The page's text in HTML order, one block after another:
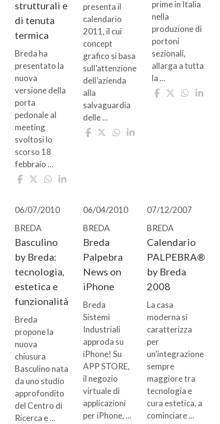
strutturali e
di tenuta
termica
Breda ha
presentato la
nuova
versione della
porta
pedonale al
meeting
svoltosi lo
scorso 18
febbraio ...
presenta il
calendario
2011, il cui
concept
grafico si basa
sull’attenzione
dell’azienda
alla
salvaguardia
delle ...
prime in Italia
nella
produzione di
portoni
sezionali,
allarga a tutta
la ...
06/07/2010
BREDA
Basculino
by Breda:
tecnologia,
estetica e
funzionalità
Breda
propone la
nuova
chiusura
Basculino nata
da uno studio
approfondito
del Centro di
Ricerca e ...
06/04/2010
BREDA
Breda
Palpebra
News on
iPhone
Breda
Sistemi
Industriali
approda su
iPhone! Su
APP STORE,
il negozio
virtuale di
applicazioni
per iPhone, ...
07/12/2007
BREDA
Calendario
PALPEBRA®
by Breda
2008
La casa
moderna si
caratterizza
per
un’integrazione
sempre
maggiore tra
tecnologia e
cura estetica, a
cominciare ...